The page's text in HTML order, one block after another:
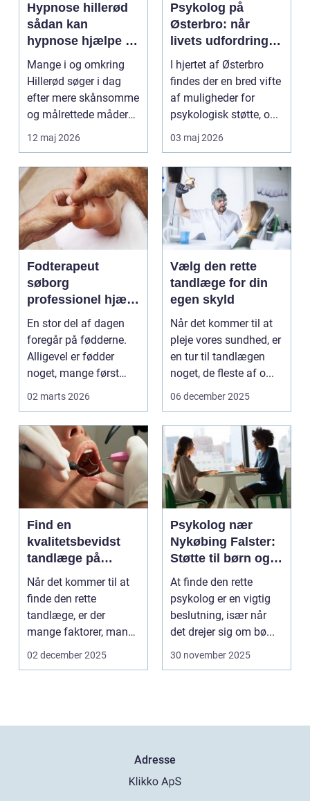
Hypnose hillerød
sådan kan
hypnose hjælpe i
hverdagen
Mange i og omkring
Hillerød søger i dag
efter mere skånsomme
og målrettede måder
at få det bedre på....
12 maj 2026
Psykolog på
Østerbro: når
livets udfordringer
kræver
professionel støtte
I hjertet af Østerbro
findes der en bred vifte
af muligheder for
psykologisk støtte, o...
03 maj 2026
Fodterapeut
søborg
professionel hjælp
til sunde fødder i
hverdagen
En stor del af dagen
foregår på fødderne.
Alligevel er fødder
noget, mange først
tænker på, når smer...
02 marts 2026
Vælg den rette
tandlæge for din
egen skyld
Når det kommer til at
pleje vores sundhed, er
en tur til tandlægen
noget, de fleste af o...
06 december 2025
Find en
kvalitetsbevidst
tandlæge på
Vesterbro
Når det kommer til at
finde den rette
tandlæge, er der
mange faktorer, man
bør ov...
02 december 2025
Psykolog nær
Nykøbing Falster:
Støtte til børn og
unge
At finde den rette
psykolog er en vigtig
beslutning, især når
det drejer sig om bø...
30 november 2025
Adresse